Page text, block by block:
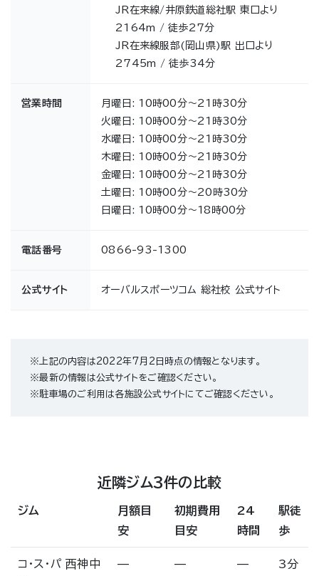
JR在来線/井原鉄道総社駅 東口より
2164m / 徒歩27分
JR在来線服部(岡山県)駅 出口より
2745m / 徒歩34分
営業時間
月曜日: 10時00分～21時30分
火曜日: 10時00分～21時30分
水曜日: 10時00分～21時30分
木曜日: 10時00分～21時30分
金曜日: 10時00分～21時30分
土曜日: 10時00分～20時30分
日曜日: 10時00分～18時00分
電話番号 0866-93-1300
公式サイト オーバルスポーツコム 総社校 公式サイト
※上記の内容は2022年7月2日時点の情報となります。
※最新の情報は公式サイトをご確認ください。
※駐車場のご利用は各施設公式サイトにてご確認ください。
近隣ジム3件の比較
ジム
月額目
安
初期費用
目安
24
時間
駅徒
歩
コ・ス・パ 西神中
— — — 3分